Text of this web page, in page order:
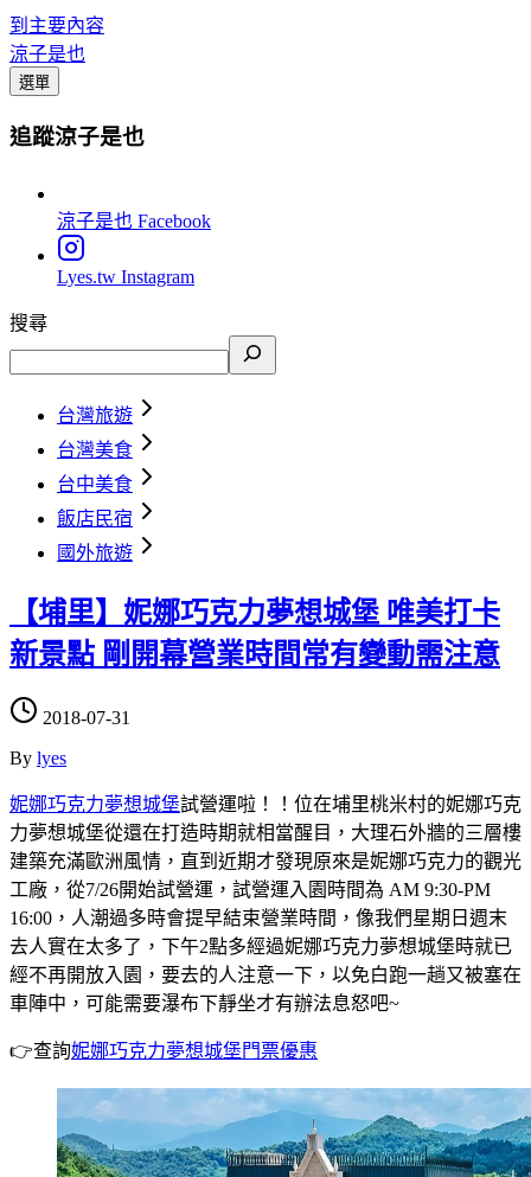
到主要內容
涼子是也
選單
追蹤涼子是也
涼子是也 Facebook
Lyes.tw Instagram
搜尋
台灣旅遊
台灣美食
台中美食
飯店民宿
國外旅遊
【埔里】妮娜巧克力夢想城堡 唯美打卡
新景點 剛開幕營業時間常有變動需注意
2018-07-31
By lyes
妮娜巧克力夢想城堡試營運啦！！位在埔里桃米村的妮娜巧克
力夢想城堡從還在打造時期就相當醒目，大理石外牆的三層樓
建築充滿歐洲風情，直到近期才發現原來是妮娜巧克力的觀光
工廠，從7/26開始試營運，試營運入園時間為 AM 9:30-PM
16:00，人潮過多時會提早結束營業時間，像我們星期日週末
去人實在太多了，下午2點多經過妮娜巧克力夢想城堡時就已
經不再開放入園，要去的人注意一下，以免白跑一趟又被塞在
車陣中，可能需要瀑布下靜坐才有辦法息怒吧~
👉查詢妮娜巧克力夢想城堡門票優惠